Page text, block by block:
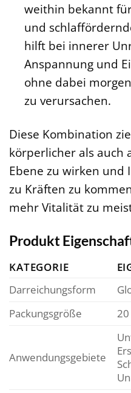
weithin bekannt
und
hilft bei innerer
Anspannung und
ohne dabei
zu verursachen.
Diese Kombination
körperlicher als auch
Ebene zu wirken und
zu Kräften zu
mehr Vitalität zu
Produkt
KATEGORIE
Darreichungsform
Packungsgröße
20
Anwendungsgebiete